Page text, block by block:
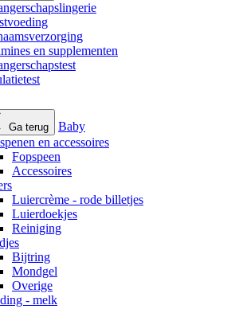
en supplementen
Ga terug
Baby
en accessoires
Fopspeen
Accessoires
Luiercrème - rode billetjes
Luierdoekjes
Reiniging
Bijtring
Mondgel
Overige
- melk